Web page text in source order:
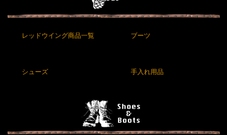
レッドウイング商品一覧 ブーツ
シューズ 手入れ用品